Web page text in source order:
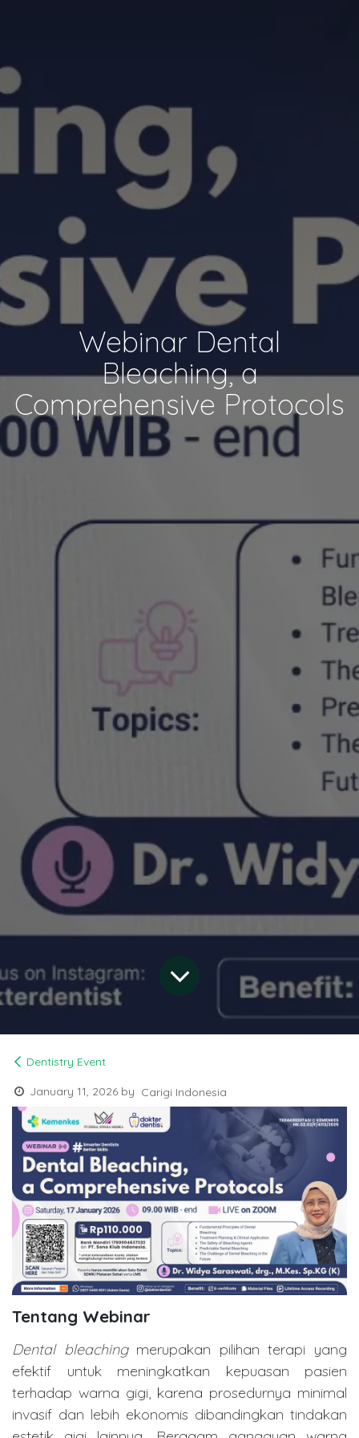
Webinar Dental
Bleaching, a
Comprehensive Protocols
Dentistry Event
January 11, 2026 by Carigi Indonesia
Tentang Webinar
Dental bleachingmerupakan pilihan terapi yang
efektif untuk meningkatkan kepuasan pasien
terhadap warna gigi, karena prosedurnya minimal
invasif dan lebih ekonomis dibandingkan tindakan